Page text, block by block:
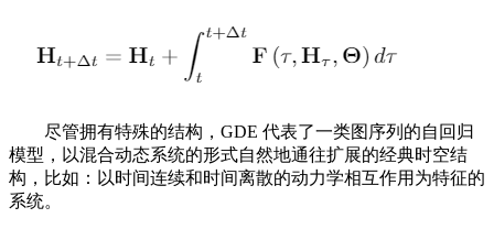
尽管拥有特殊的结构，GDE 代表了一类图序列的自回归
模型，以混合动态系统的形式自然地通往扩展的经典时空结
构，比如：以时间连续和时间离散的动力学相互作用为特征的
系统。